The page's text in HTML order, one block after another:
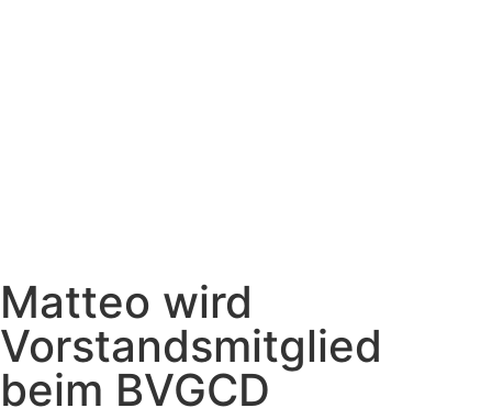
Matteo wird
Vorstandsmitglied
beim BVGCD